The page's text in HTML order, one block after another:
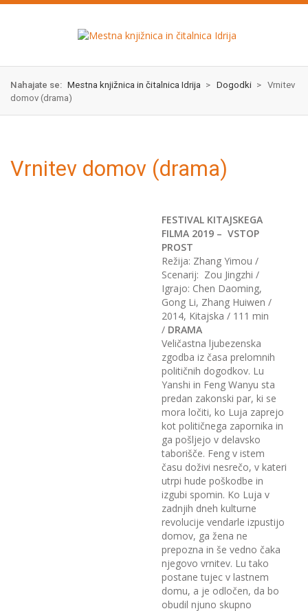
Skok
izjava
Nahajate se: Mestna knjižnica in čitalnica Idrija > Dogodki > Vrnitev
domov (drama)
Vrnitev domov (drama)
FESTIVAL KITAJSKEGA
FILMA 2019 – VSTOP
PROST
Režija: Zhang Yimou /
Scenarij: Zou Jingzhi /
Igrajo: Chen Daoming,
Gong Li, Zhang Huiwen /
2014, Kitajska / 111 min
/ DRAMA
Veličastna ljubezenska
zgodba iz časa prelomnih
političnih dogodkov. Lu
Yanshi in Feng Wanyu sta
predan zakonski par, ki se
mora ločiti, ko Luja zaprejo
kot političnega zapornika in
ga pošljejo v delavsko
taborišče. Feng v istem
času doživi nesrečo, v kateri
utrpi hude poškodbe in
izgubi spomin. Ko Luja v
zadnjih dneh kulturne
revolucije vendarle izpustijo
domov, ga žena ne
prepozna in še vedno čaka
njegovo vrnitev. Lu tako
postane tujec v lastnem
domu, a je odločen, da bo
obudil njuno skupno